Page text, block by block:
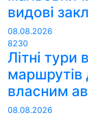
видові
08.08.2026
8230
Літні тури
маршрутів
власним
08.08.2026